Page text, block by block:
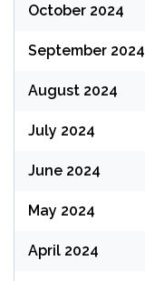
October 2024
September 2024
August 2024
July 2024
June 2024
May 2024
April 2024